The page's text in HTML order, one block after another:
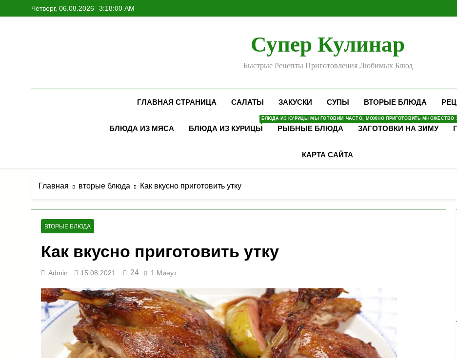
к
Четверг, 06.08.2026 3:18:02 AM
Супер Кулинар
Быстрые Рецепты Приготовления Любимых Блюд
ГЛАВНАЯ СТРАНИЦА САЛАТЫ ЗАКУСКИ СУПЫ ВТОРЫЕ БЛЮДА
БЛЮДА ИЗ МЯСА БЛЮДА ИЗ КУРИЦЫ
БЛЮДА ИЗ КУРИЦЫ МЫ ГОТОВИМ ЧАСТО, МОЖНО ПРИГОТОВИТЬ МНОЖЕСТВО
РЫБНЫЕ БЛЮДА ЗАГОТОВКИ НА ЗИМУ
КАРТА САЙТА
Главная вторые блюда Как вкусно приготовить утку
ВТОРЫЕ БЛЮДА
Как вкусно приготовить утку
Admin 15.08.2021 24 1 Минут